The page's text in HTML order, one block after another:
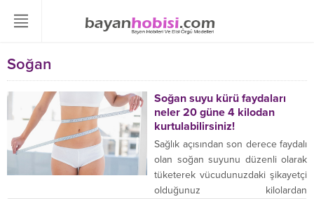
Soğan
Soğan suyu kürü faydaları
neler 20 güne 4 kilodan
kurtulabilirsiniz!
Sağlık açısından son derece faydalı
olan soğan suyunu düzenli olarak
tüketerek vücudunuzdaki şikayetçi
olduğunuz kilolardan